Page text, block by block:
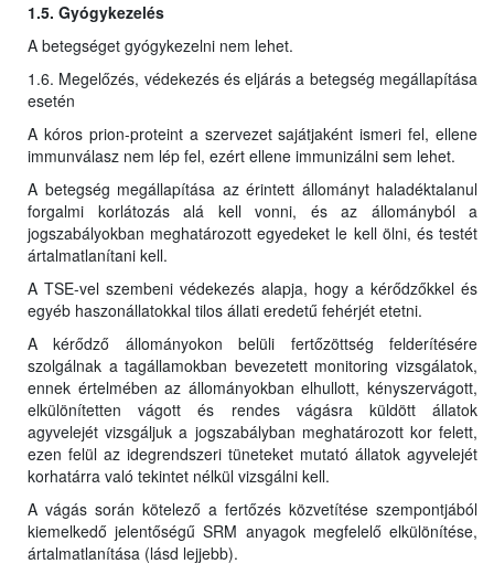
1.5. Gyógykezelés
A betegséget gyógykezelni nem lehet.
1.6. Megelőzés, védekezés és eljárás a betegség megállapítása
esetén
A kóros prion-proteint a szervezet sajátjaként ismeri fel, ellene
immunválasz nem lép fel, ezért ellene immunizálni sem lehet.
A betegség megállapítása az érintett állományt haladéktalanul
forgalmi korlátozás alá kell vonni, és az állományból a
jogszabályokban meghatározott egyedeket le kell ölni, és testét
ártalmatlanítani kell.
A TSE-vel szembeni védekezés alapja, hogy a kérődzőkkel és
egyéb haszonállatokkal tilos állati eredetű fehérjét etetni.
A kérődző állományokon belüli fertőzöttség felderítésére
szolgálnak a tagállamokban bevezetett monitoring vizsgálatok,
ennek értelmében az állományokban elhullott, kényszervágott,
elkülönítetten vágott és rendes vágásra küldött állatok
agyvelejét vizsgáljuk a jogszabályban meghatározott kor felett,
ezen felül az idegrendszeri tüneteket mutató állatok agyvelejét
korhatárra való tekintet nélkül vizsgálni kell.
A vágás során kötelező a fertőzés közvetítése szempontjából
kiemelkedő jelentőségű SRM anyagok megfelelő elkülönítése,
ártalmatlanítása (lásd lejjebb).